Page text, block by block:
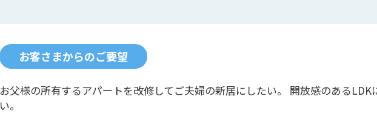
お客さまからのご要望
お父様の所有するアパートを改修してご夫婦の新居にしたい。 開放感のあるLDK
い。